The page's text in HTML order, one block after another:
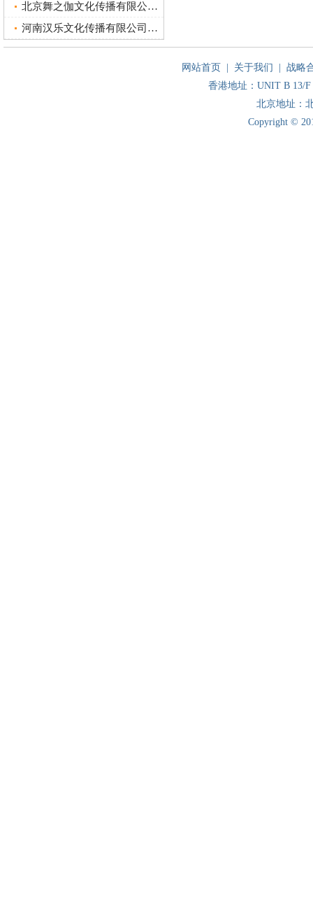
北京舞之伽文化传播有限公司和本会的战略合作
河南汉乐文化传播有限公司和本会的战略合作
网站首页 关于我们
战略
香港地址：UNIT B 13/F
北京地址：
Copyright ©